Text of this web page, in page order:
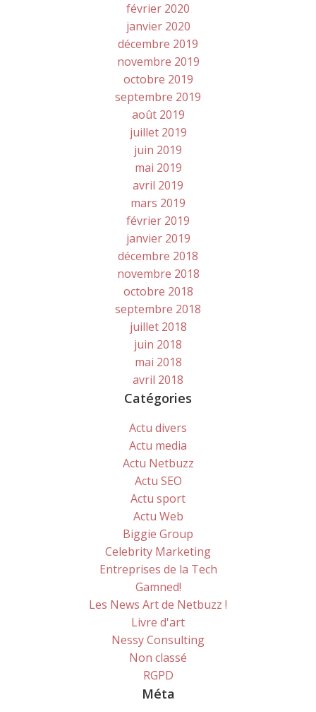
février 2020
janvier 2020
décembre 2019
novembre 2019
octobre 2019
septembre 2019
août 2019
juillet 2019
juin 2019
mai 2019
avril 2019
mars 2019
février 2019
janvier 2019
décembre 2018
novembre 2018
octobre 2018
septembre 2018
juillet 2018
juin 2018
mai 2018
avril 2018
Catégories
Actu divers
Actu media
Actu Netbuzz
Actu SEO
Actu sport
Actu Web
Biggie Group
Celebrity Marketing
Entreprises de la Tech
Gamned!
Les News Art de Netbuzz !
Livre d'art
Nessy Consulting
Non classé
RGPD
Méta